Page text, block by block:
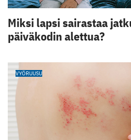
Miksi lapsi sairastaa
päiväkodin alettua?
VYÖRUUSU